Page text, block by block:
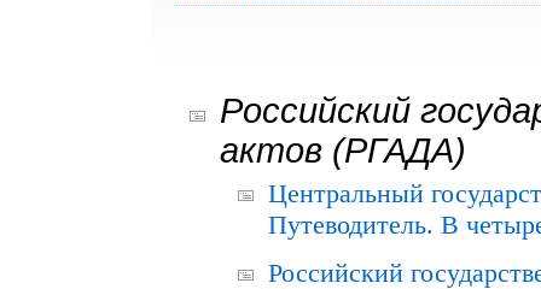
Российский
актов (РГАДА)
Центральный
Путеводитель. В
Российский